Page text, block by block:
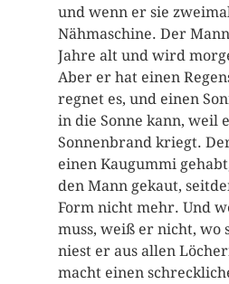
und wenn er sie
Nähmaschine. Der
Jahre alt und wird
Aber er hat einen
regnet es, und einen
in die Sonne kann, weil
Sonnenbrand kriegt.
einen Kaugummi
den Mann gekaut,
Form nicht mehr. Und
muss, weiß er nicht, wo
niest er aus allen
macht einen